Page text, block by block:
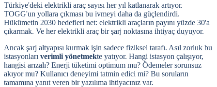
Türkiye'deki elektrikli araç sayısı her yıl katlanarak artıyor.
TOGG'un yollara çıkması bu ivmeyi daha da güçlendirdi.
Hükümetin 2030 hedefleri net: elektrikli araçların payını yüzde 30'a
çıkarmak. Ve her elektrikli araç bir şarj noktasına ihtiyaç duyuyor.
Ancak şarj altyapısı kurmak işin sadece fiziksel tarafı. Asıl zorluk bu
istasyonları verimli yönetmekte yatıyor. Hangi istasyon çalışıyor,
hangisi arızalı? Enerji tüketimi optimum mu? Ödemeler sorunsuz
akıyor mu? Kullanıcı deneyimi tatmin edici mi? Bu soruların
tamamına yanıt veren bir yazılıma ihtiyacınız var.